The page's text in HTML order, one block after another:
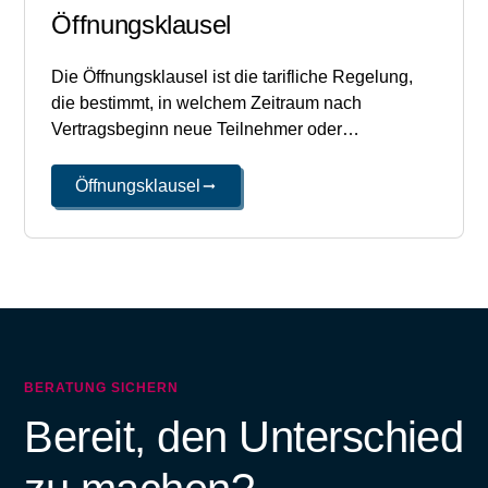
Öffnungsklausel
Die Öffnungsklausel ist die tarifliche Regelung,
die bestimmt, in welchem Zeitraum nach
Vertragsbeginn neue Teilnehmer oder
aufgenommen werden können. Je länger das
Öffnungsfenster, desto flexibler die
Ausgestaltung.
Öffnungsklausel
BERATUNG SICHERN
Bereit, den Unterschied